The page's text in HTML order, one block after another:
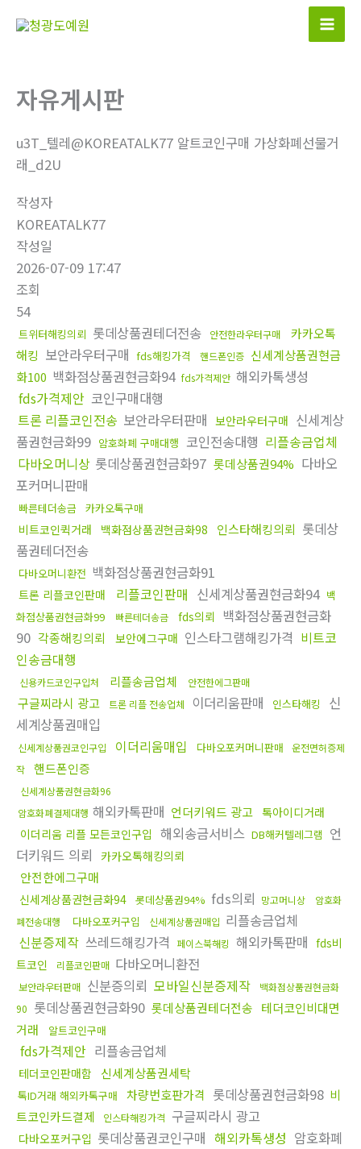
자유게시판
u3T_텔레@KOREATALK77 알트코인구매 가상화폐선물거
래_d2U
작성자
KOREATALK77
작성일
2026-07-09 17:47
조회
54
트위터해킹의뢰 롯데상품권테더전송 안전한라우터구매
카카오톡
해킹 보안라우터구매 fds해킹가격 핸드폰인증 신세계상품권현금
화100 백화점상품권현금화94 fds가격제안 해외카톡생성
fds가격제안 코인구매대행
트론 리플코인전송 보안라우터판매 보안라우터구매 신세계상
품권현금화99 암호화폐 구매대행 코인전송대행 리플송금업체
다바오머니상 롯데상품권현금화97 롯데상품권94% 다바오
포커머니판매
빠른테더송금 카카오톡구매
비트코인퀵거래 백화점상품권현금화98 인스타해킹의뢰 롯데상
품권테더전송
다바오머니환전 백화점상품권현금화91
트론 리플코인판매 리플코인판매 신세계상품권현금화94 백
화점상품권현금화99
빠른테더송금 fds의뢰 백화점상품권현금화
90 각종해킹의뢰 보안에그구매 인스타그램해킹가격 비트코
인송금대행
신용카드코인구입처 리플송금업체 안전한에그판매
구글찌라시 광고 트론 리플 전송업체 이더리움판매 인스타해킹
신
세계상품권매입
신세계상품권코인구입 이더리움매입 다바오포커머니판매
운전면허증제
작
핸드폰인증
신세계상품권현금화96
암호화폐결제대행 해외카톡판매 언더키워드 광고 톡아이디거래
이더리움 리플 모든코인구입 해외송금서비스 DB해커텔레그램 언
더키워드 의뢰
카카오톡해킹의뢰
안전한에그구매
신세계상품권현금화94 롯데상품권94% fds의뢰 망고머니상
암호화
폐전송대행
다바오포커구입 신세계상품권매입 리플송금업체
신분증제작 쓰레드해킹가격 페이스북해킹 해외카톡판매 fds비
트코인
리플코인판매 다바오머니환전
보안라우터판매 신분증의뢰 모바일신분증제작
백화점상품권현금화
90 롯데상품권현금화90 롯데상품권테더전송 테더코인비대면
거래
알트코인구매
fds가격제안 리플송금업체
테더코인판매함 신세계상품권세탁
톡ID거래 해외카톡구매 차량번호판가격 롯데상품권현금화98 비
트코인카드결제
인스타해킹가격 구글찌라시 광고
다바오포커구입 롯데상품권코인구매 해외카톡생성 암호화폐